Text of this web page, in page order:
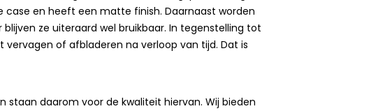
en heeft een matte finish. Daarnaast worden
ze uiteraard wel bruikbaar. In tegenstelling tot
of afbladeren na verloop van tijd. Dat is
staan daarom voor de kwaliteit hiervan. Wij bieden